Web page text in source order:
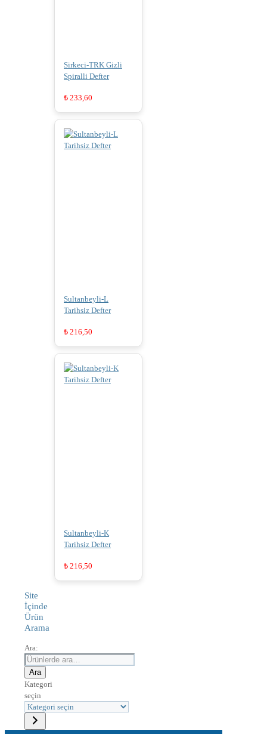
Sirkeci-TRK Gizli
Spiralli Defter
₺ 233,60
Sultanbeyli-L
Tarihsiz Defter
₺ 216,50
Sultanbeyli-K
Tarihsiz Defter
₺ 216,50
Site
İçinde
Ürün
Arama
Ara:
Ara
Kategori
seçin